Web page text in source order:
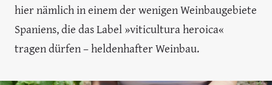
hier nämlich in einem der wenigen Weinbaugebiete
Spaniens, die das Label »viticultura heroica«
tragen dürfen – heldenhafter Weinbau.